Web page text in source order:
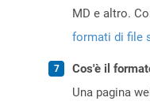
MD e altro.
formati di file
Cos'è il
Una pagina